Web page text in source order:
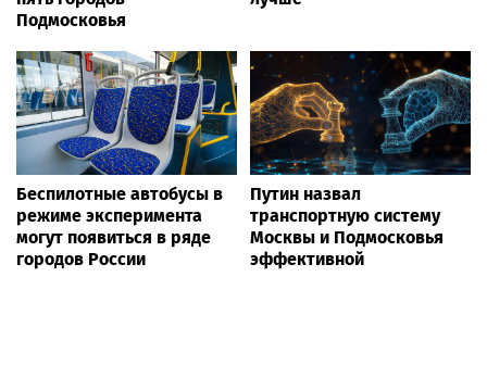
Подмосковья
Беспилотные автобусы в
режиме эксперимента
могут появиться в ряде
городов России
Путин назвал
транспортную систему
Москвы и Подмосковья
эффективной